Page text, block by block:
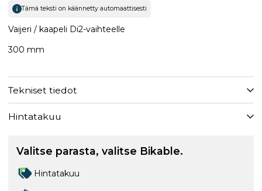
Tämä teksti on käännetty automaattisesti
Vaijeri / kaapeli Di2-vaihteelle
300 mm
Tekniset tiedot
Hintatakuu
Valitse parasta, valitse Bikable.
Hintatakuu